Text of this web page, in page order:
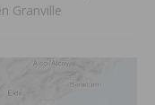
Granville